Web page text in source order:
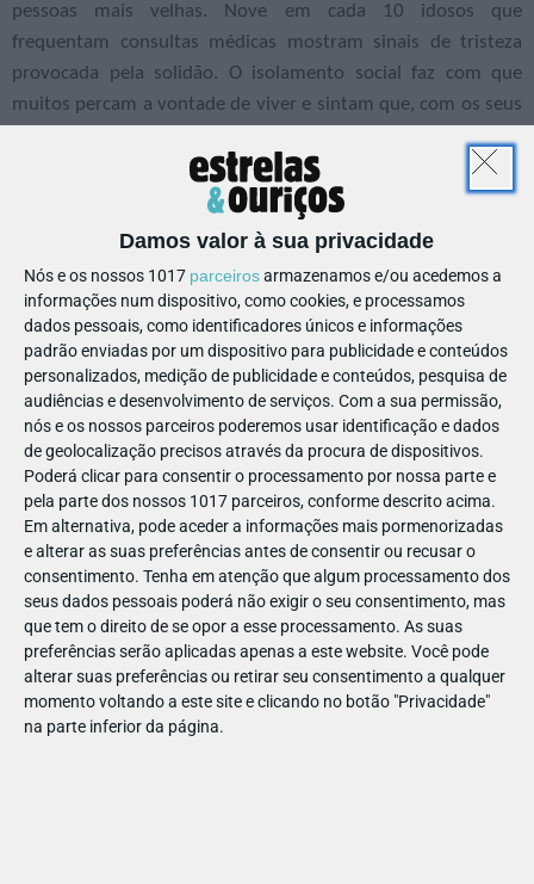
Damos valor à sua privacidade
Nós e os nossos 1017 parceirosarmazenamos e/ou acedemos a
informações num dispositivo, como cookies, e processamos
dados pessoais, como identificadores únicos e informações
padrão enviadas por um dispositivo para publicidade e conteúdos
personalizados, medição de publicidade e conteúdos, pesquisa de
audiências e desenvolvimento de serviços. Com a sua permissão,
nós e os nossos parceiros poderemos usar identificação e dados
de geolocalização precisos através da procura de dispositivos.
Poderá clicar para consentir o processamento por nossa parte e
pela parte dos nossos 1017 parceiros, conforme descrito acima.
Em alternativa, pode aceder a informações mais pormenorizadas
e alterar as suas preferências antes de consentir ou recusar o
consentimento. Tenha em atenção que algum processamento dos
seus dados pessoais poderá não exigir o seu consentimento, mas
que tem o direito de se opor a esse processamento. As suas
preferências serão aplicadas apenas a este website. Você pode
alterar suas preferências ou retirar seu consentimento a qualquer
momento voltando a este site e clicando no botão "Privacidade"
na parte inferior da página.
pessoas mais velhas. Nove em cada 10 idosos que
frequentam consultas médicas mostram sinais de tristeza
provocada pela solidão. O isolamento social faz com que
muitos percam a vontade de viver e sintam que, com os seus
crianças contrariam este sentimento.
O programa, um formato inglês, durou seis meses em
Inglaterra, e obviamente que os resultados foram muito mais
expressivos; no entanto, em Portugal, bastaram essas cinco
semanas para que os técnicos (psicóloga, psicomotricista e
gerontólogo) registassem entre os mais velhos que os
indicadores de depressão tinham baixado consideravelmente,
a vontade de maior autonomia crescido e o sentimento de
utilidade regressado. “Afinal ainda sirvo para alguma coisa”
foi uma das frases mais comoventes que ouvi nesses dias.
Depois dos programas recebi centenas de mensagens de
pessoas a elogiar a iniciativa e a fazer votos para que esta
ideia tão eficiente e humanista salte da televisão para a
realidade de cada terra de Portugal.
Na unidade de saúde, a ASFE, onde gravámos, o projeto
continuou depois de desligarmos as câmaras. Agora só desejo